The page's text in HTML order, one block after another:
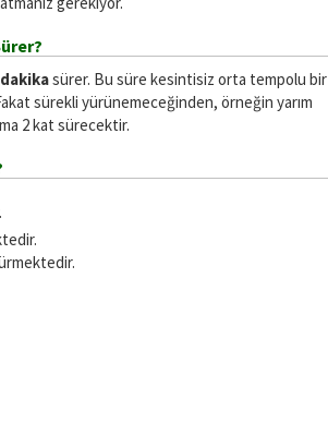
sürer. Bu süre kesintisiz orta tempolu bir
sürekli yürünemeceğinden, örneğin yarım
2 kat sürecektir.